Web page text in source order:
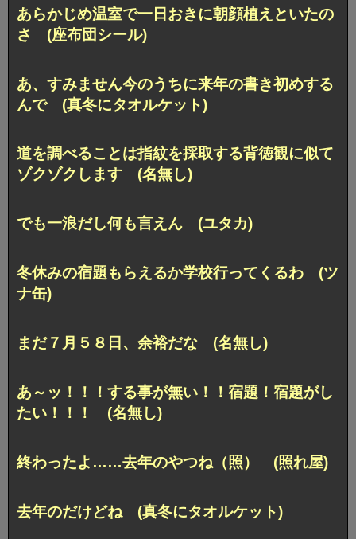
あらかじめ温室で一日おきに朝顔植えといたの
さ (座布団シール)
あ、すみません今のうちに来年の書き初めする
んで (真冬にタオルケット)
道を調べることは指紋を採取する背徳観に似て
ゾクゾクします (名無し)
でも一浪だし何も言えん (ユタカ)
冬休みの宿題もらえるか学校行ってくるわ (ツ
ナ缶)
まだ７月５８日、余裕だな (名無し)
あ～ッ！！！する事が無い！！宿題！宿題がし
たい！！！ (名無し)
終わったよ……去年のやつね（照） (照れ屋)
去年のだけどね (真冬にタオルケット)